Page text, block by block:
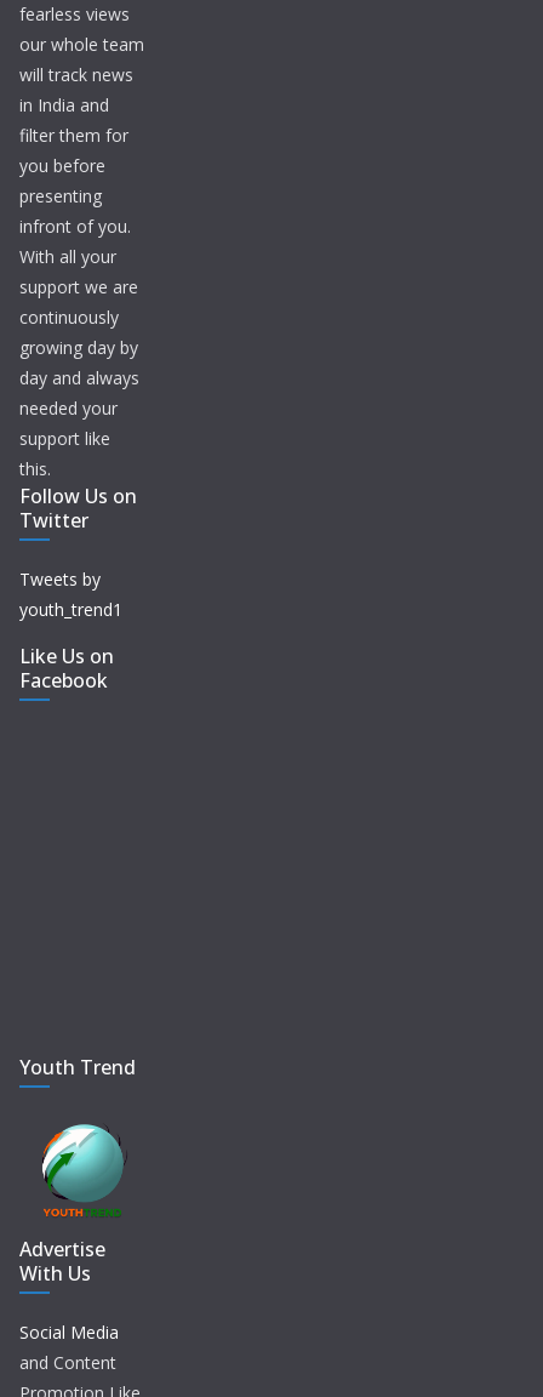
fearless views
our whole team
will track news
in India and
filter them for
you before
presenting
infront of you.
With all your
support we are
continuously
growing day by
day and always
needed your
support like
this.
Follow Us on
Twitter
Tweets by
youth_trend1
Like Us on
Facebook
Youth Trend
Advertise
With Us
Social Media
and Content